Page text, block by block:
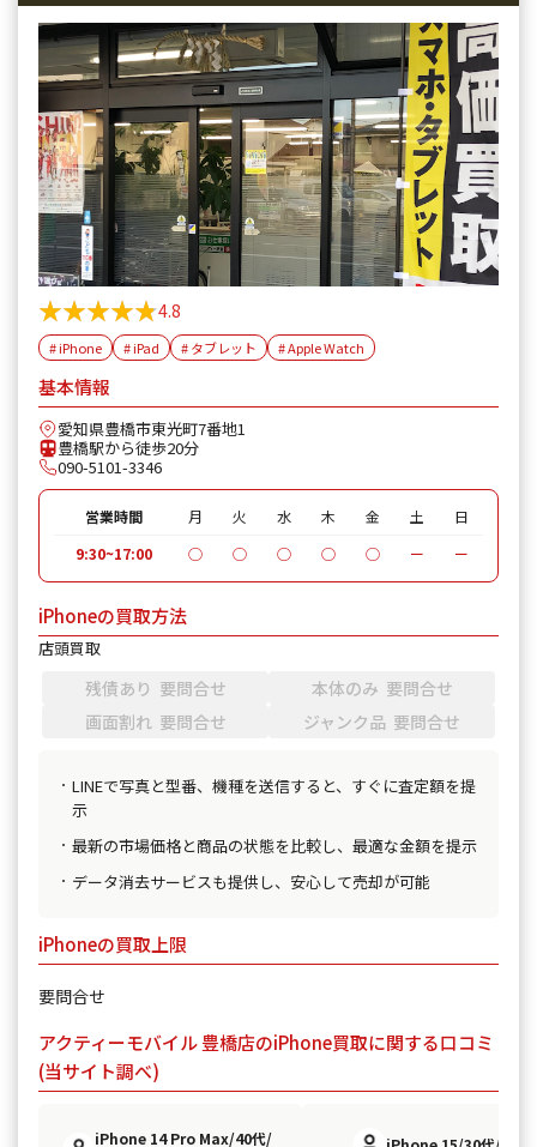
★★★★★
★★★★★4.8
# iPhone # iPad # タブレット # Apple Watch
基本情報
愛知県豊橋市東光町7番地1
豊橋駅から徒歩20分
090-5101-3346
営業時間 月 火 水 木 金 土
日
9:30~17:00
◯ ◯ ◯ ◯ ◯ ー ー
iPhoneの買取方法
店頭買取
残債あり 要問合せ
本体のみ 要問合せ
画面割れ 要問合せ
ジャンク品 要問合せ
LINEで写真と型番、機種を送信すると、すぐに査定額を提
示
最新の市場価格と商品の状態を比較し、最適な金額を提示
データ消去サービスも提供し、安心して売却が可能
iPhoneの買取上限
要問合せ
アクティーモバイル 豊橋店のiPhone買取に関する口コミ
(当サイト調べ)
iPhone 14 Pro Max/40代/